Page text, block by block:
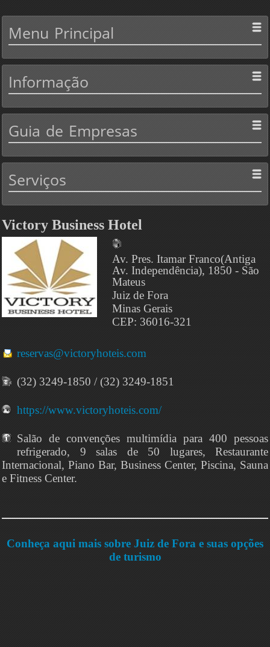
Menu Principal
Informação
Guia de Empresas
Serviços
Victory Business Hotel
Av. Pres. Itamar Franco(Antiga
Av. Independência), 1850 - São
Mateus
Juiz de Fora
Minas Gerais
CEP: 36016-321
reservas@victoryhoteis.com
(32) 3249-1850 / (32) 3249-1851
https://www.victoryhoteis.com/
Salão de convenções multimídia para 400 pessoas
refrigerado, 9 salas de 50 lugares, Restaurante
Internacional, Piano Bar, Business Center, Piscina, Sauna
e Fitness Center.
Conheça aqui mais sobre Juiz de Fora e suas opções
de turismo